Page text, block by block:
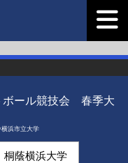
ボール競技会 春季大
浜市立大学
桐蔭横浜大学